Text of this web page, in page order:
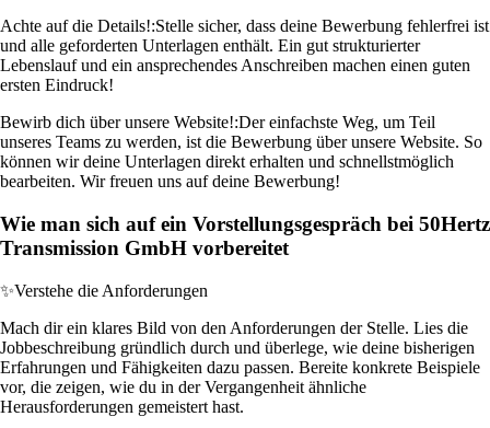
Achte auf die Details!:Stelle sicher, dass deine Bewerbung fehlerfrei ist
und alle geforderten Unterlagen enthält. Ein gut strukturierter
Lebenslauf und ein ansprechendes Anschreiben machen einen guten
ersten Eindruck!
Bewirb dich über unsere Website!:Der einfachste Weg, um Teil
unseres Teams zu werden, ist die Bewerbung über unsere Website. So
können wir deine Unterlagen direkt erhalten und schnellstmöglich
bearbeiten. Wir freuen uns auf deine Bewerbung!
Wie man sich auf ein Vorstellungsgespräch bei 50Hertz
Transmission GmbH vorbereitet
✨Verstehe die Anforderungen
Mach dir ein klares Bild von den Anforderungen der Stelle. Lies die
Jobbeschreibung gründlich durch und überlege, wie deine bisherigen
Erfahrungen und Fähigkeiten dazu passen. Bereite konkrete Beispiele
vor, die zeigen, wie du in der Vergangenheit ähnliche
Herausforderungen gemeistert hast.